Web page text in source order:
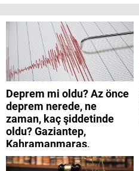
Deprem mi oldu? Az önce
deprem nerede, ne
zaman, kaç şiddetinde
oldu? Gaziantep,
Kahramanmaraş,
Adıyaman, Şanlıurfa,